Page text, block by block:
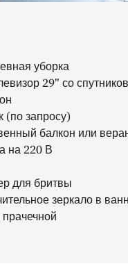
уборка
29" со
(по запросу)
балкон или
на 220 В
для бритвы
зеркало в
прачечной